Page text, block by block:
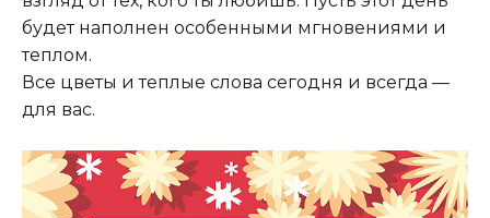
будет наполнен особенными мгновениями и
теплом.
Все цветы и теплые слова сегодня и всегда —
для вас.